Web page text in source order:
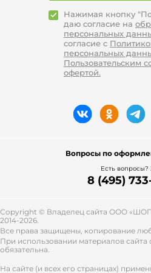
Модные стилисты
дам подчеркивать
части тела каждым
подчеркнутой талии вы
песочных часов. А
вязаные джемпер
Независимо от того,
полны, заправьте
верхний край брюк и
на области живота.
складки. Вместо
теплого трикотажа
кашемировую
Нажимая кнопку
даю согласие на
персональных
согласие с
персональных
Пользовательским
офертой.
Вопросы по
Есть вопросы?
8 (495)
Copyright © Владелец сайта ООО «
2014-2026.
Все права защищены, копирование
При использовании материалов сайта
обязательна.
На сайте (и всех его страницах)